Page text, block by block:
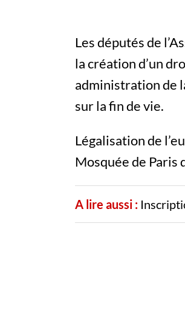
Les députés de
la création d’un
administration de
sur la fin de vie.
Légalisation de
Mosquée de Paris
A lire aussi :